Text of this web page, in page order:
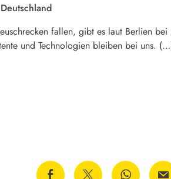
fallen, gibt es laut Berlien
und Technologien bleiben bei uns.